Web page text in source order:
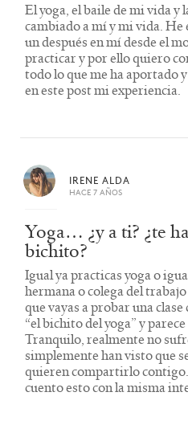
El yoga, el baile de mi vida y
cambiado a mí y mi vida.
un después en mí desde el
practicar y por ello quiero
todo lo que me ha aportado
en este post mi experiencia.
IRENE ALDA
HACE 7 AÑOS
Yoga… ¿y a ti? ¿te
bichito?
Igual ya practicas yoga o
hermana o colega del
que vayas a probar una
“el bichito del yoga” y
Tranquilo, realmente no
simplemente han visto que
quieren compartirlo contigo.
cuento esto con la misma